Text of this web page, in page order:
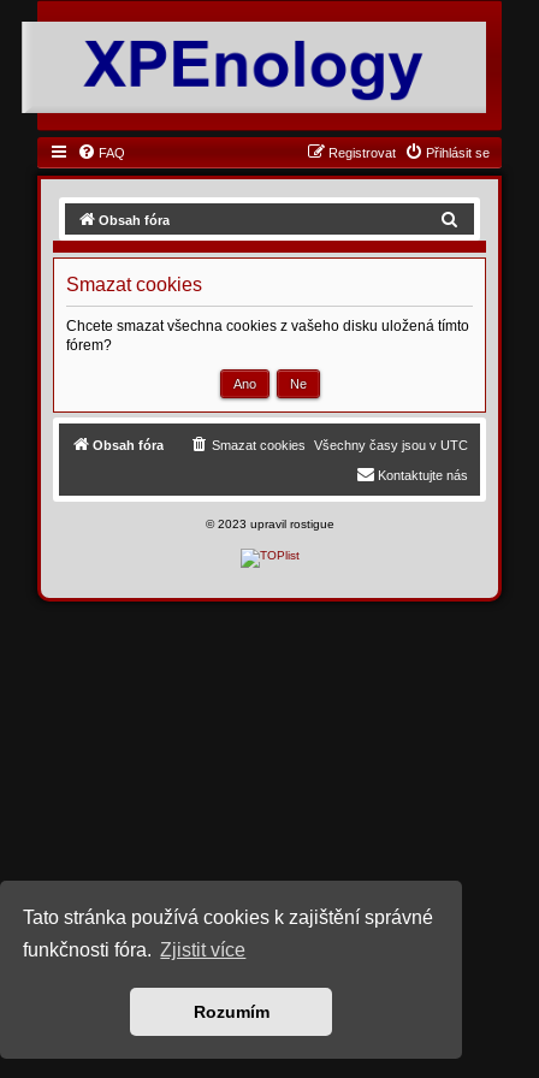
Tato stránka používá cookies k zajištění správné
funkčnosti fóra. Zjistit více
Rozumím
FAQ Přihlásit se
Registrovat
Obsah fóra
d
a
Smazat cookies
Chcete smazat všechna cookies z vašeho disku uložená tímto
fórem?
Obsah fóra Všechny časy jsou v UTC
Smazat cookies
Kontaktujte nás
©2023 upravil rostigue